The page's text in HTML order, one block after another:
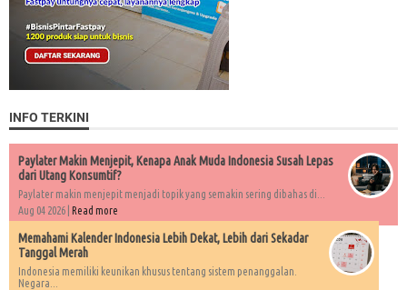
INFO TERKINI
Paylater Makin Menjepit, Kenapa Anak Muda Indonesia Susah Lepas
dari Utang Konsumtif?
Paylater makin menjepit menjadi topik yang semakin sering dibahas di...
Aug 04 2026 | Read more
Memahami Kalender Indonesia Lebih Dekat, Lebih dari Sekadar
Tanggal Merah
Indonesia memiliki keunikan khusus tentang sistem penanggalan.
Negara...